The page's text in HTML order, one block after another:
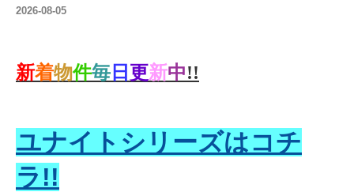
2026-08-05
新着物件毎 日 更新中!!
ユナイトシリーズはコチ
ラ!!